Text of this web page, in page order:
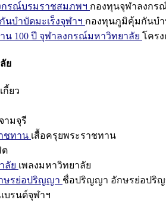
กรณ์บรมราชสมภพฯ กองทุนจุฬาลงกร
บำบัดมะเร็งจุฬาฯ กองทุนภูมิคุ้มกันบำ
น 100 ปี จุฬาลงกรณ์มหาวิทยาลัย โคร
ย
กี้ยว
ามจุรี
ชทาน เสื้อครุยพระราชทาน
ต
ลัย เพลงมหาวิทยาลัย
ษรย่อปริญญา ชื่อปริญญา อักษรย่อปริ
บรนด์จุฬาฯ